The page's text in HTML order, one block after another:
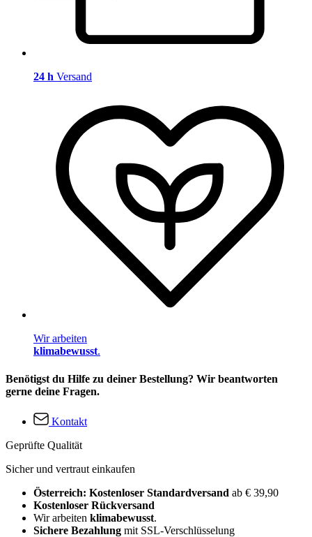
24 h Versand
Wir arbeiten
klimabewusst.
Benötigst du Hilfe zu deiner Bestellung? Wir beantworten
gerne deine Fragen.
Kontakt
Geprüfte Qualität
Sicher und vertraut einkaufen
Österreich: Kostenloser Standardversand ab € 39,90
Kostenloser Rückversand
Wir arbeiten klimabewusst.
Sichere Bezahlung mit SSL-Verschlüsselung